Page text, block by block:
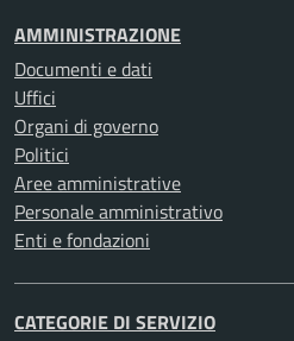
AMMINISTRAZIONE
Documenti e dati
Uffici
Organi di governo
Politici
Aree amministrative
Personale amministrativo
Enti e fondazioni
CATEGORIE DI SERVIZIO